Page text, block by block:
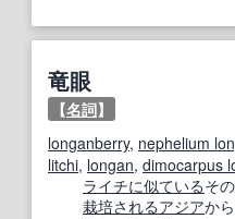
竜眼
【名詞】
longanberry, nephelium
litchi, longan, dimocarpus
ライチに似ているその
栽培されるアジアから